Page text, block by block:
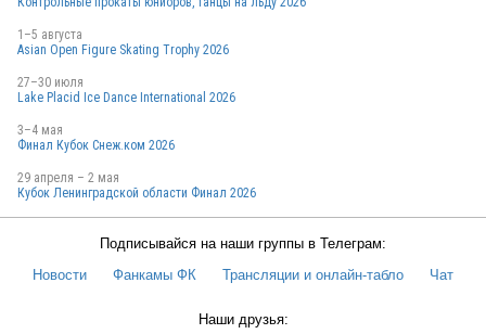
1–5 августа
Asian Open Figure Skating Trophy 2026
27–30 июля
Lake Placid Ice Dance International 2026
3–4 мая
Финал Кубок Снеж.ком 2026
29 апреля – 2 мая
Кубок Ленинградской области Финал 2026
Подписывайся на наши группы в Телеграм:
Новости
Фанкамы ФК Трансляции и онлайн-табло Чат
Наши друзья: